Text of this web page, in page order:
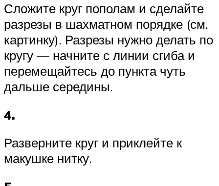
Сложите круг пополам и сделайте
разрезы в шахматном порядке (см.
картинку). Разрезы нужно делать по
кругу — начните с линии сгиба и
перемещайтесь до пункта чуть
дальше середины.
4.
Разверните круг и приклейте к
макушке нитку.